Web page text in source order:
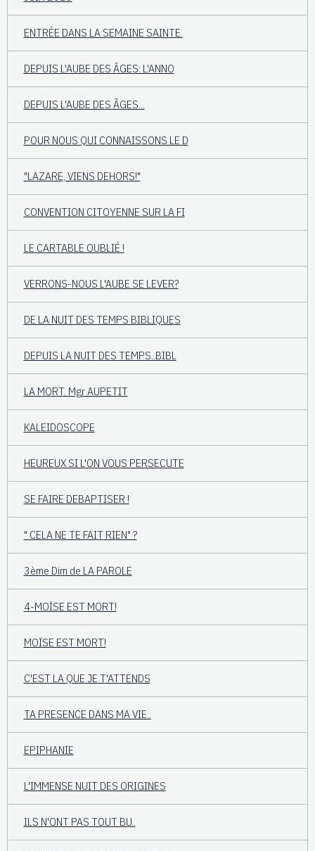
ENTRÉE DANS LA SEMAINE SAINTE.
DEPUIS L'AUBE DES ÂGES: L'ANNO
DEPUIS L'AUBE DES ÂGES...
POUR NOUS QUI CONNAISSONS LE D
"LAZARE, VIENS DEHORS!"
CONVENTION CITOYENNE SUR LA FI
LE CARTABLE OUBLIÉ !
VERRONS-NOUS L'AUBE SE LEVER?
DE LA NUIT DES TEMPS BIBLIQUES
DEPUIS LA NUIT DES TEMPS..BIBL
LA MORT. Mgr AUPETIT
KALEIDOSCOPE
HEUREUX SI L'ON VOUS PERSECUTE
SE FAIRE DEBAPTISER !
" CELA NE TE FAIT RIEN" ?
3ème Dim de LA PAROLE
4-MOÏSE EST MORT!
MOÏSE EST MORT!
C'EST LA QUE JE T'ATTENDS
TA PRESENCE DANS MA VIE..
EPIPHANIE
L'IMMENSE NUIT DES ORIGINES
ILS N'ONT PAS TOUT BU..